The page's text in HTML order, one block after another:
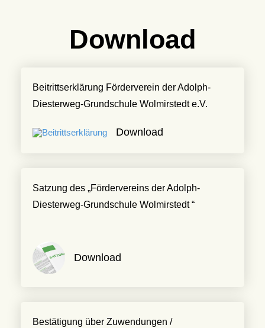
Download
Beitrittserklärung Förderverein der Adolph-
Diesterweg-Grundschule Wolmirstedt e.V.
Download
Satzung des „Fördervereins der Adolph-
Diesterweg-Grundschule Wolmirstedt “
Download
Bestätigung über Zuwendungen /